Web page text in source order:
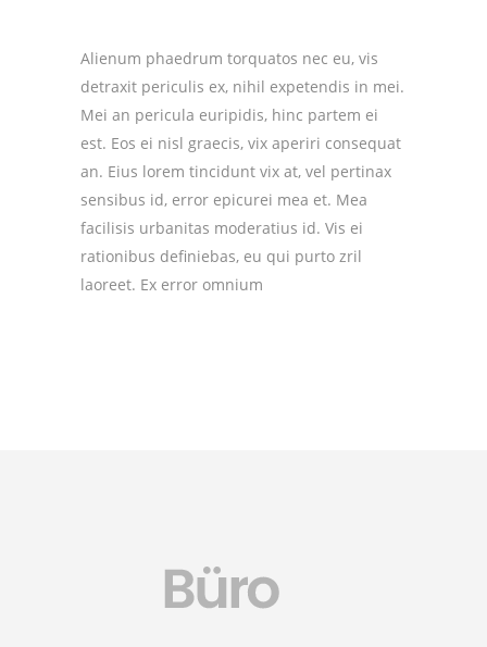
Alienum phaedrum torquatos nec eu, vis
detraxit periculis ex, nihil expetendis in mei.
Mei an pericula euripidis, hinc partem ei
est. Eos ei nisl graecis, vix aperiri consequat
an. Eius lorem tincidunt vix at, vel pertinax
sensibus id, error epicurei mea et. Mea
facilisis urbanitas moderatius id. Vis ei
rationibus definiebas, eu qui purto zril
laoreet. Ex error omnium